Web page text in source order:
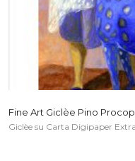
Fine Art Giclèe Pino
Giclèe su Carta Digipaper